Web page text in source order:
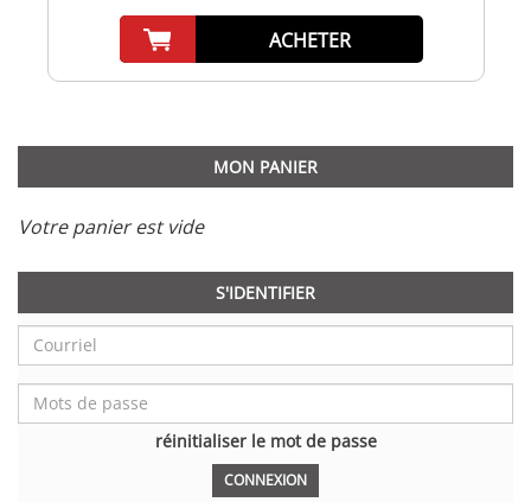
ACHETER
MON PANIER
Votre panier est vide
S'IDENTIFIER
réinitialiser le mot de passe